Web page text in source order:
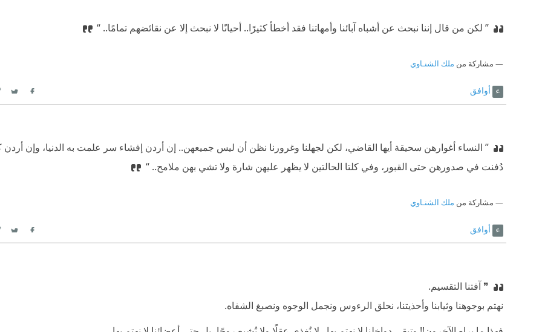
” لكن من قال إننا نبحث عن أشباه آبائنا وأمهاتنا فقد أخطأ كثيرًا.. ‫ أحيانًا لا نبحث إلا عن نقائضهم تمامًا.. “
مشاركة من ملك الشنـاوي
أوافق
” النساء أغوارهن سحيقة أيها القاضي، لكن لجهلنا وغرورنا نظن أن ليس جميعهن.. إن أردن إفشاء سر علمت به الدنيا، وإن
دُفنت في صدورهن حتى القبور، وفي كلتا الحالتين لا يظهر عليهن شارة ولا تشي بهن ملامح.. “
مشاركة من ملك الشنـاوي
أوافق
❞ آفتنا التقسيم. ‫
نهتم بوجوهنا وثيابنا وأحذيتنا، نحلق الرءوس ونجمل الوجوه ونصبغ الشفاه.